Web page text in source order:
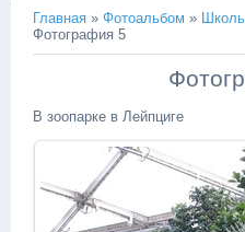
Главная » Фотоальбом »
Фотография 5
В зоопарке в Лейпциге